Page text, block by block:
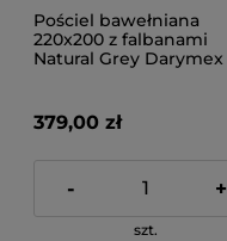
Pościel bawełniana
220x200 z falbanami
Natural Grey Darymex
379,00 zł
- +
szt.